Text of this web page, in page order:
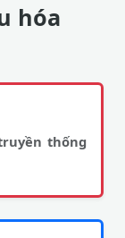
hóa
thống